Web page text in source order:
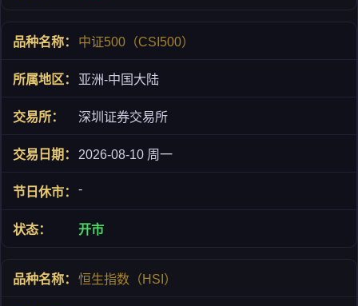
中证500（CSI500）
亚洲-中国大陆
深圳证券交易所
2026-08-10 周一
-
开市
恒生指数（HSI）